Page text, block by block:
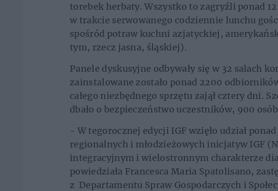
torebek herbaty. Wszystko to zagryźli ponad
w trakcie serwowanego codziennie lunchu
spośród potraw kuchni azjatyckiej,
tym, rzecz jasna, śląskiej).
Panele dyskusyjne odbywały się w 32 salach
zainstalowane zostało ponad 2200
całego niezbędnego sprzętu zajął cztery dni.
dbało o bezpieczeństwo uczestników, 900
- W tegorocznej edycji IGF wzięło udział
regionalnych i młodzieżowych inicjatyw IGF
integracyjnym i wielostronnym charakterze
powiedziała Francesca Maria Spatolisano,
z Departamentu Spraw Gospodarczych i